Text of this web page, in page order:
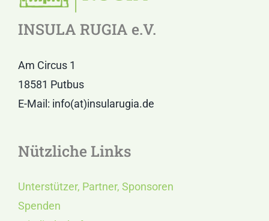
INSULA RUGIA e.V.
Am Circus 1
18581 Putbus
E-Mail: info(at)insularugia.de
Nützliche Links
Unterstützer, Partner, Sponsoren
Spenden